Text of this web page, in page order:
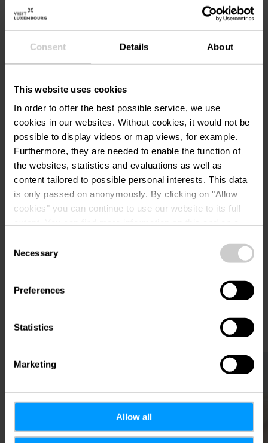
Consent Details About
This website uses cookies
In order to offer the best possible service, we use
cookies in our websites. Without cookies, it would not be
possible to display videos or map views, for example.
Furthermore, they are needed to enable the function of
the websites, statistics and evaluations as well as
content tailored to possible personal interests. This data
is only passed on anonymously. By clicking on "Allow
cookies" you can continue to use our website to its full
time.
Selection
Necessary
Preferences
Statistics
Marketing
Allow all
Locatie
L-4530 Differdange
Op kaart tonen
Tel.: 00352587711900
Plan reis
Meer informatie